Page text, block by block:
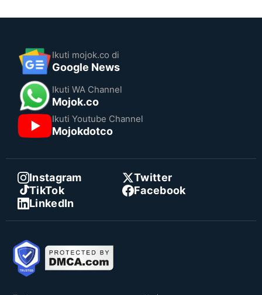
Ikuti mojok.co di
Google News
Ikuti WA Channel
Mojok.co
Ikuti Youtube Channel
Mojokdotco
Instagram
Twitter
TikTok
Facebook
LinkedIn